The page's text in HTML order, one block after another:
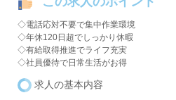
◇電話応対不要で集中作業環境
◇年休120日超でしっかり休暇
◇有給取得推進でライフ充実
◇社員優待で日常生活がお得
求人の基本内容